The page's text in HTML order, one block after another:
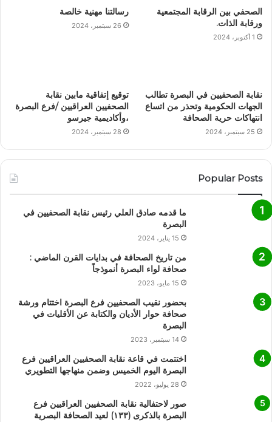
الصحفي بين الرقابة المجتمعية
ورقابة الذات.
1 أكتوبر، 2024
رسالتنا مهنية خالصة
26 سبتمبر، 2024
نقابة الصحفيين في البصرة تطالب
الجهات الحكومية وتحذر من اتساع
انتهاكات حرية الصحافة
25 سبتمبر، 2024
توقيع إتفاقية مابين نقابة
الصحفيين العراقيين /فرع البصرة
،وأكاديمية جيرسو
28 سبتمبر، 2024
Popular Posts
ما قدمه صادق العلي رئيس نقابة الصحفيين في
البصرة
15 يناير، 2024
من تاريخ الصحافة في بدايات القرن الماضي :
صحافة لواء البصرة أنموذجاً
15 مايو، 2023
بحضور نقيب الصحفيين فرع البصرة اختتام ورشة
صحافة حوار الأديان والكتابة عن الأقليات في
البصرة
14 سبتمبر، 2023
اختتمت في قاعة نقابة الصحفيين العراقيين فرع
البصرة اليوم الخميس وضمن منهاجها التطويري
28 يوليو، 2022
صور لاحتفالية نقابة الصحفيين العراقيين فرع
البصرة بالذكرى (١٣٣) لعيد الصحافة البصرية